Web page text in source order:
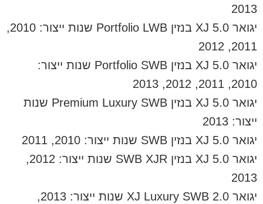
2013
יגואר XJ 5.0 בנזין Portfolio LWB שנות ייצור: 2010,
2011, 2012
יגואר XJ 5.0 בנזין Portfolio SWB שנות ייצור:
2010, 2011, 2012, 2013
יגואר XJ 5.0 בנזין Premium Luxury SWB שנות
ייצור: 2013
יגואר XJ 5.0 בנזין SWB שנות ייצור: 2010, 2011
יגואר XJ 5.0 בנזין SWB XJR שנות ייצור: 2012,
2013
יגואר XJ Luxury SWB 2.0 שנות ייצור: 2013,